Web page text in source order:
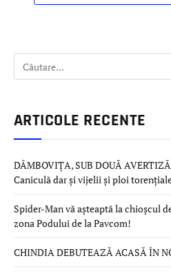
ARTICOLE RECENTE
DÂMBOVIȚA, SUB DOUĂ
Caniculă dar și vijelii și ploi
Spider-Man vă așteaptă la chioșcul
zona Podului de la Pavcom!
CHINDIA DEBUTEAZĂ ACASĂ ÎN